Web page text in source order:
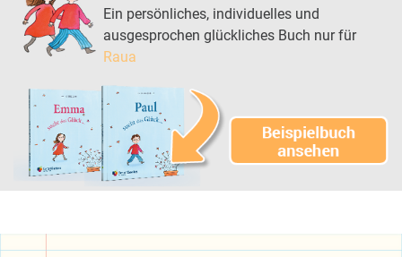
Ein persönliches, individuelles und
ausgesprochen glückliches Buch nur für
Raua